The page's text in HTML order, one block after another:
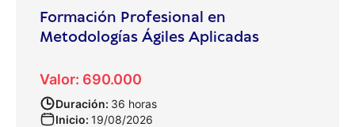
Formación Profesional en
Metodologías Ágiles Aplicadas
Valor: 690.000
Duración: 36 horas
Inicio: 19/08/2026